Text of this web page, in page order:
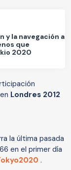
y la navegación a
que
2020
Londres 2012
la última pasada
en el primer día
.